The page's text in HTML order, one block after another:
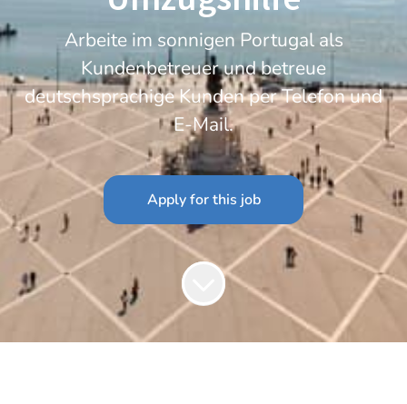
Arbeite im sonnigen Portugal als
Kundenbetreuer und betreue
deutschsprachige Kunden per Telefon und
E-Mail.
Apply for this job